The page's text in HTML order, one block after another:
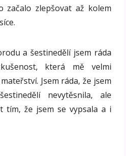
začalo zlepšovat až kolem
a šestinedělí jsem ráda
která mě velmi
Jsem ráda, že jsem
nevytěsnila, ale
tím, že jsem se vypsala a i